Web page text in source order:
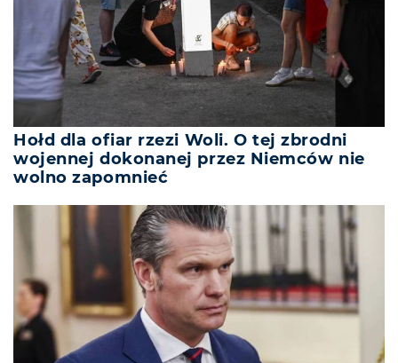
Hołd dla ofiar rzezi Woli. O tej zbrodni
wojennej dokonanej przez Niemców nie
wolno zapomnieć